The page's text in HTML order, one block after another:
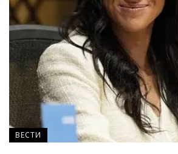
ВЕСТИ